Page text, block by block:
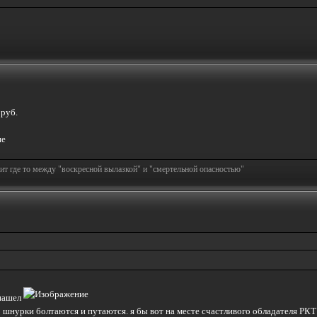
где то между "воскресной вылазкой" и "смертельной опасностью"
болтаются и путаются. я бы вот на месте счастливого обладателя